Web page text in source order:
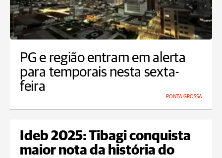
PG e região entram em alerta
para temporais nesta sexta-
feira
PONTA GROSSA
Ideb 2025: Tibagi conquista
maior nota da história do